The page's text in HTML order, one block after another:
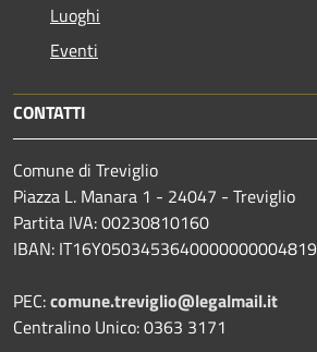
Luoghi
Eventi
CONTATTI
Comune di Treviglio
Piazza L. Manara 1 - 24047 - Treviglio
Partita IVA: 00230810160
IBAN: IT16Y0503453640000000004819
PEC:comune.treviglio@legalmail.it
Centralino Unico: 0363 3171